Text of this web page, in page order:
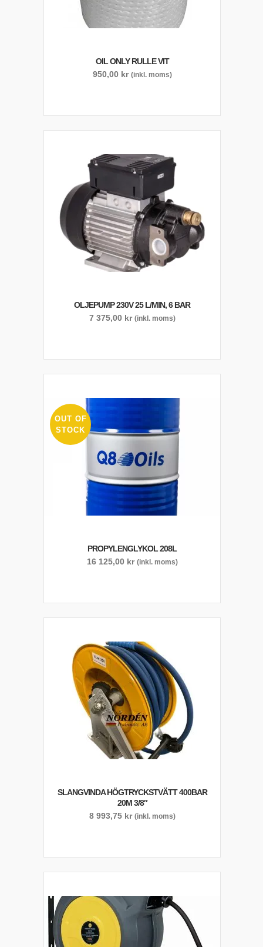
OIL ONLY RULLE VIT
950,00 kr (inkl. moms)
OLJEPUMP 230V 25 L/MIN, 6 BAR
7 375,00 kr (inkl. moms)
OUT OF
STOCK
PROPYLENGLYKOL 208L
16 125,00 kr (inkl. moms)
SLANGVINDA HÖGTRYCKSTVÄTT 400BAR
20M 3/8″
8 993,75 kr (inkl. moms)